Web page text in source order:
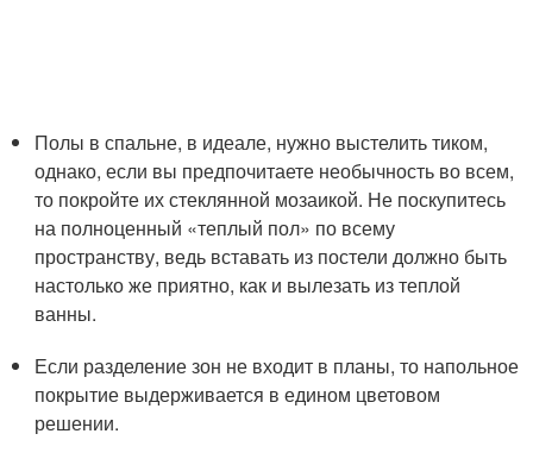
Полы в спальне, в идеале, нужно выстелить тиком,
однако, если вы предпочитаете необычность во всем,
то покройте их стеклянной мозаикой. Не поскупитесь
на полноценный «теплый пол» по всему
пространству, ведь вставать из постели должно быть
настолько же приятно, как и вылезать из теплой
ванны.
Если разделение зон не входит в планы, то напольное
покрытие выдерживается в едином цветовом
решении.